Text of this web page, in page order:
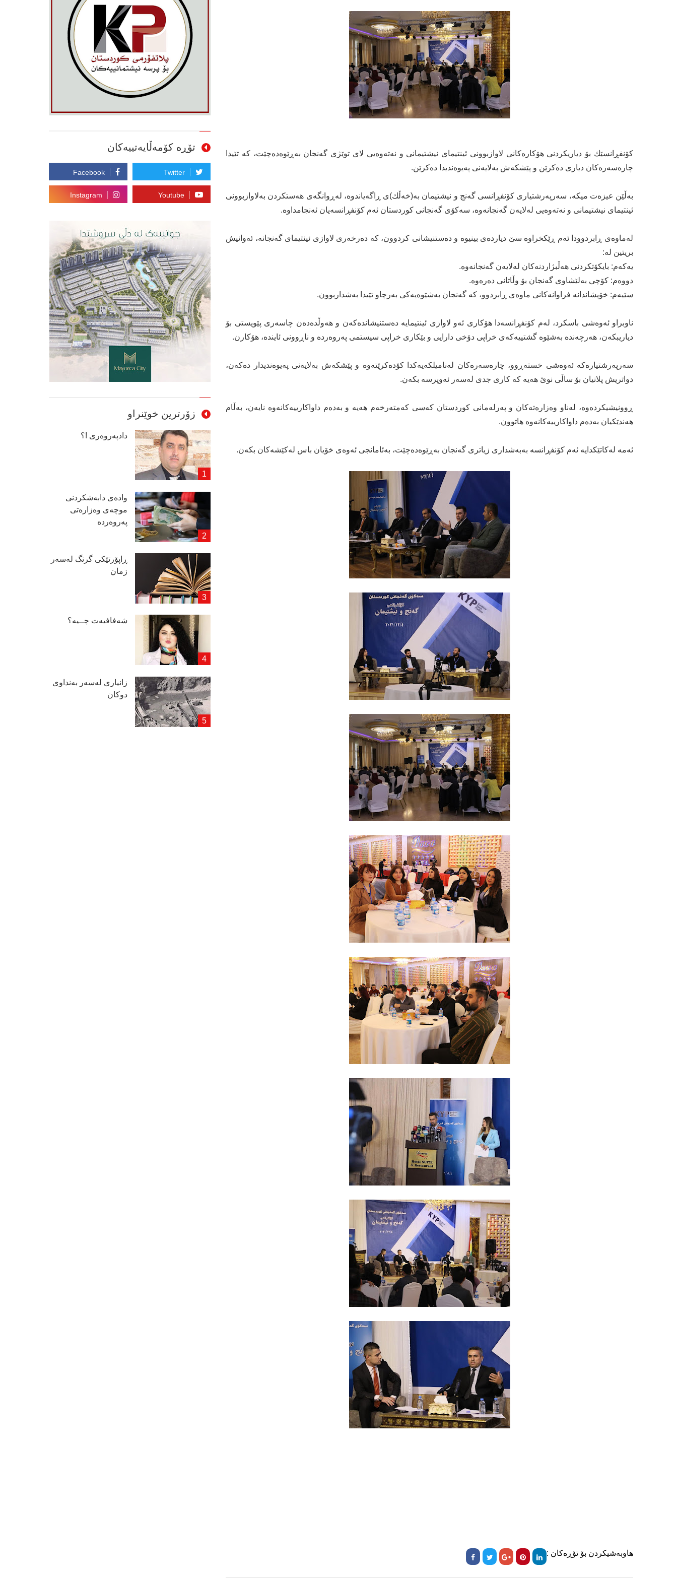
كۆنفڕانسێك بۆ دیاریكردنی هۆكارەكانی لاوازبوونی ئینتیمای نیشتیمانی و نەتەوەیی لای توێژی گەنجان بەڕێوەدەچێت، كە تێیدا
چارەسەرەكان دیاری دەكرێن و پێشكەش بەلایەنی پەیوەندیدا دەكرێن.
بەڵێن عیزەت میكە، سەرپەرشتیاری كۆنفڕانسی گەنج و نیشتیمان بە(خەڵك)ی ڕاگەیاندوە، لەڕوانگەی هەستكردن بەلاوازبوونی
ئینتیمای نیشتیمانی و نەتەوەیی لەلایەن گەنجانەوە، سەكۆی گەنجانی كوردستان ئەم كۆنفڕانسەیان ئەنجامداوە.
لەماوەی ڕابردوودا ئەم ڕێكخراوە سێ دیاردەی بینیوە و دەستنیشانی كردوون، كە دەرخەری لاوازی ئینتیمای گەنجانە، ئەوانیش
بریتین لە:
یەكەم: بایكۆتكردنی هەڵبژاردنەكان لەلایەن گەنجانەوە.
دووەم: كۆچی بەلێشاوی گەنجان بۆ وڵاتانی دەرەوە.
سێیەم: خۆپشاندانە فراوانەكانی ماوەی ڕابردوو، كە گەنجان بەشێوەیەكی بەرچاو تێیدا بەشداربوون.
ناوبراو ئەوەشی باسكرد، لەم كۆنفڕانسەدا هۆكاری ئەو لاوازی ئینتیمایە دەستنیشاندەكەن و هەوڵدەدەن چاسەری پێویستی بۆ
دیاریبكەن، هەرچەندە بەشێوە گشتییەكەی خراپی دۆخی دارایی و بێكاری خراپی سیستمی پەروەردە و ناڕوونی ئایندە، هۆكارن.
سەرپەرشتیارەكە ئەوەشی خستەڕوو، چارەسەرەكان لەنامیلكەیەكدا كۆدەكرێتەوە و پێشكەش بەلایەنی پەیوەندیدار دەكەن،
دواتریش پلانیان بۆ ساڵی نوێ هەیە كە كاری جدی لەسەر ئەو‌پرسە بكەن.
ڕوونیشیكردەوە، لەناو وەزارەتەكان و پەرلەمانی كوردستان كەسی كەمتەرخەم هەیە و بەدەم داواكارییەكانەوە نایەن، بەڵام
هەندێكیان بەدەم داواكارییەكانەوە هاتوون.
ئەمە لەكاتێكدایە ئەم كۆنفڕانسە بەبەشداری زیاتری گەنجان بەڕێوەدەچێت، بەئامانجی ئەوەی خۆیان باس لەكێشەكان بكەن.
هاوبەشیکردن بۆ تۆڕەکان :
تۆڕە کۆمەڵایەتییەکان
زۆرترین خوێنراو
دادپەروەری !؟
وادەی دابەشكردنی
موچەی وەزارەتی
پەروەردە
ڕاپۆرتێكی گرنگ لەسەر
زمان
شەفافیەت چــیە؟
زانیاری لەسەر بەنداوی
دوكان